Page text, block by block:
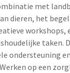
met
dieren, het
workshops,
taken.
ondersteuning
op een